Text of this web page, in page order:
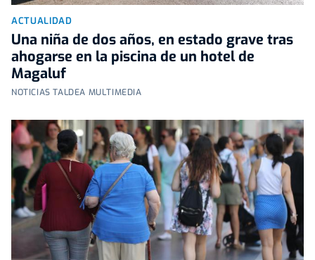
ACTUALIDAD
Una niña de dos años, en estado grave tras
ahogarse en la piscina de un hotel de
Magaluf
NOTICIAS TALDEA MULTIMEDIA